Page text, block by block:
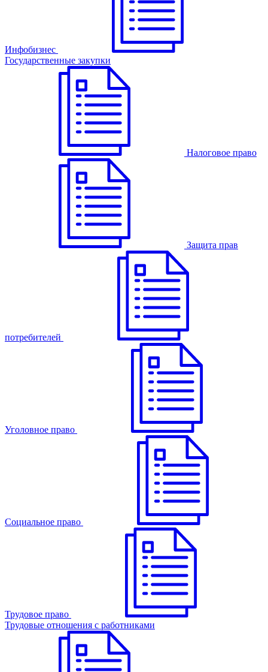
Инфобизнес
Государственные закупки
Налоговое право
Защита прав
потребителей
Уголовное право
Cоциальное право
Трудовое право
Трудовые отношения с работниками